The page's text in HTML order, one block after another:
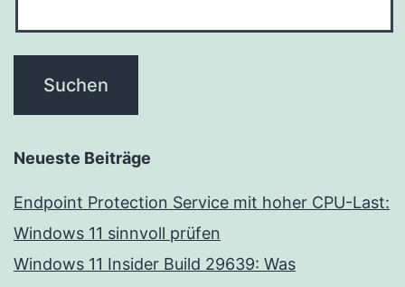
Neueste Beiträge
Endpoint Protection Service mit hoher CPU-Last:
Windows 11 sinnvoll prüfen
Windows 11 Insider Build 29639: Was